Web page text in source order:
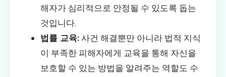
해자가 심리적으로 안정될 수 있도록 돕는
것입니다.
법률 교육: 사건 해결뿐만 아니라 법적 지식
이 부족한 피해자에게 교육을 통해 자신을
보호할 수 있는 방법을 알려주는 역할도 수